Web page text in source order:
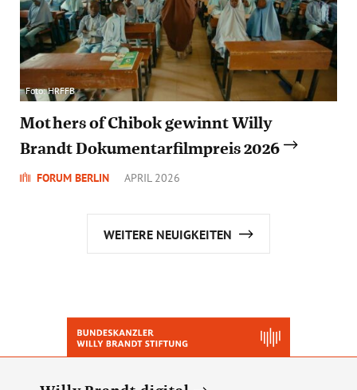
Foto: HRFFB
Mothers of Chibok gewinnt Willy
Brandt Dokumentarfilmpreis 2026
FORUM BERLIN APRIL 2026
WEITERE NEUIGKEITEN